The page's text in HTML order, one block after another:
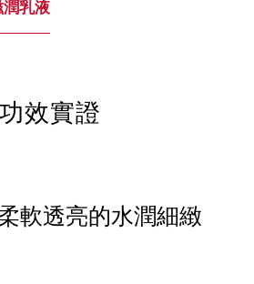
潤乳液
功效實證
軟透亮的水潤細緻